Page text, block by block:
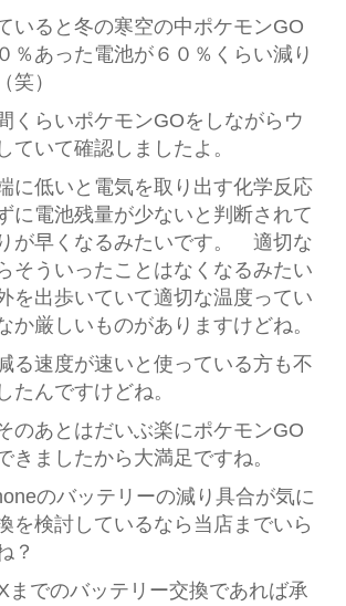
いると冬の寒空の中ポケモンGO
％あった電池が６０％くらい減り
笑）
くらいポケモンGOをしながらウ
ていて確認しましたよ。
に低いと電気を取り出す化学反応
に電池残量が少ないと判断されて
が早くなるみたいです。 適切な
そういったことはなくなるみたい
を出歩いていて適切な温度ってい
か厳しいものがありますけどね。
る速度が速いと使っている方も不
たんですけどね。
のあとはだいぶ楽にポケモンGO
きましたから大満足ですね。
のバッテリーの減り具合が気に
を検討しているなら当店までいら
？
までのバッテリー交換であれば承